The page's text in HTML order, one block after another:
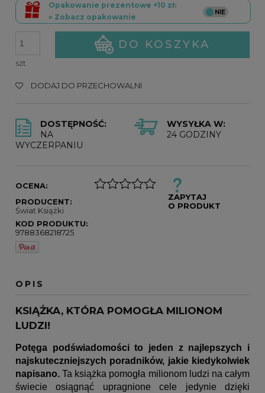
Opakowanie prezentowe +10 zł:
» Zobacz opakowanie
szt.
DO KOSZYKA
DODAJ DO PRZECHOWALNI
DOSTĘPNOŚĆ:
NA
WYCZERPANIU
WYSYŁKA W:
24 GODZINY
OCENA:
PRODUCENT:
Świat Książki
KOD PRODUKTU:
9788368218725
ZAPYTAJ
O PRODUKT
OPIS
KSIĄŻKA, KTÓRA POMOGŁA MILIONOM
LUDZI!
Potęga podświadomości to jeden z najlepszych i
najskuteczniejszych poradników, jakie kiedykolwiek
napisano. Ta książka pomogła milionom ludzi na całym
świecie osiągnąć upragnione cele jedynie dzięki